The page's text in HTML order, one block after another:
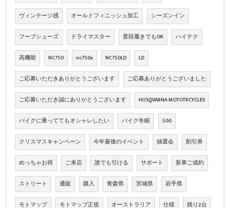
ヴィンテージ感 オールドフィニッシュ加工 シーズンイン
フープシューズ ドライマスター 普段履きでもOK ハイテク
高機能 NC750 nc750x NC750LD LD
ご応募いただきありがとうございます ご応募ありがとうございました
ご応募いただき誠にありがとうございます HUSQVARNA MOTOTRCYCLES
バイクに乗っててもオシャレしたい バイク冬眠 500
クリスマスキャンペーン 今年最後のイベント 抽選会 割引券
めっちゃお得 ご来店 誰でも引ける サポート 新車ご成約
ストリート 通販 購入 青森県 宮城県 岩手県
モトマップ モトマップ正規 オーストラリア 仕様 残り2台